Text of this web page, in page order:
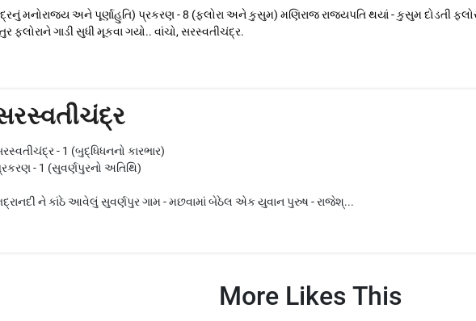
મનોરાજ્ય અને પૂર્ણાહુતિ) પ્રકરણ - 8 (ફ્લોરા અને કુસુમ) મણિરાજ રાજ્યપતિ થયાં - કુસુમ દોડતી
ફ્લોરાને ગાડી સુધી મૂકવા ગયો.. વાંચો, સરસ્વતીચંદ્ર.
- 1 (બુદ્ધિધનનો કારભાર)
- 1 (સુવર્ણપુરનો અતિથિ)
ને કાંઠે આવેલું સુવર્ણપુર ગામ - મછવામાં બેઠેલ એક યુવાન પુરુષ - રાજેશ્...
More Likes This